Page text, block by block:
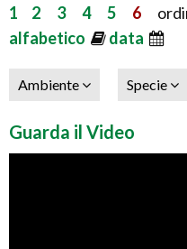
1 2 3 4 5 6
alfabetico
data
Ambiente Specie
Guarda il Video